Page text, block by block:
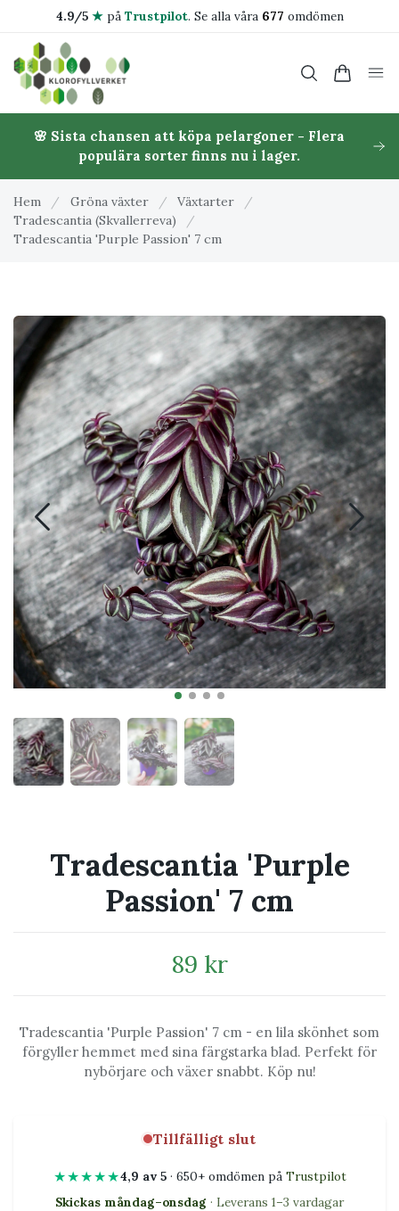
4.9/5 ★på Trustpilot. Se alla våra 677 omdömen
🌸 Sista chansen att köpa pelargoner - Flera
populära sorter finns nu i lager.
Hem / Gröna växter / Växtarter
/
Tradescantia (Skvallerreva)
/
Tradescantia 'Purple Passion' 7 cm
Tradescantia 'Purple
Passion' 7 cm
89 kr
Tradescantia 'Purple Passion' 7 cm - en lila skönhet som
förgyller hemmet med sina färgstarka blad. Perfekt för
nybörjare och växer snabbt. Köp nu!
Tillfälligt slut
★★★★★4,9 av 5· 650+ omdömen på Trustpilot
Skickas måndag–onsdag · Leverans 1–3 vardagar